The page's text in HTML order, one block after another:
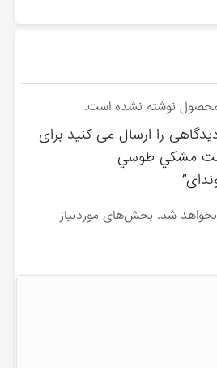
نوشته نشده است.
را ارسال می کنید برای
مشكي طوسي
شد. بخش‌های موردنیاز